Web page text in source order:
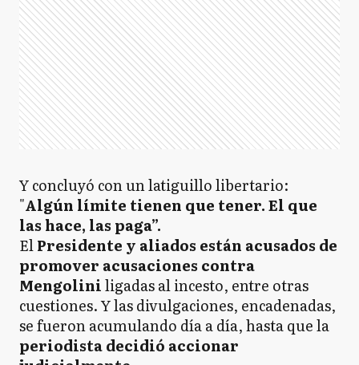
Y concluyó con un latiguillo libertario:
"Algún límite tienen que tener. El que
las hace, las paga”.
ElPresidente y aliados están acusados de
promover acusaciones contra
Mengoliniligadas al incesto, entre otras
cuestiones. Y las divulgaciones, encadenadas,
se fueron acumulando día a día, hasta que la
periodista decidió accionar